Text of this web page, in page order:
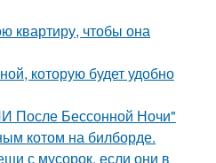
квартиру, чтобы она
которую будет удобно
После Бессонной Ночи"
котом на билборде.
с мусорок, если они в